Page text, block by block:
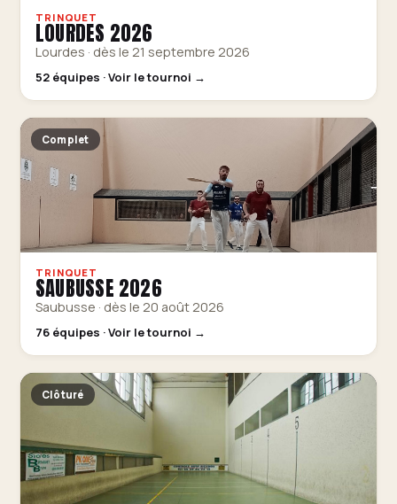
TRINQUET
LOURDES 2026
Lourdes · dès le 21 septembre 2026
52 équipes · Voir le tournoi →
Complet
TRINQUET
SAUBUSSE 2026
Saubusse · dès le 20 août 2026
76 équipes · Voir le tournoi →
Clôturé